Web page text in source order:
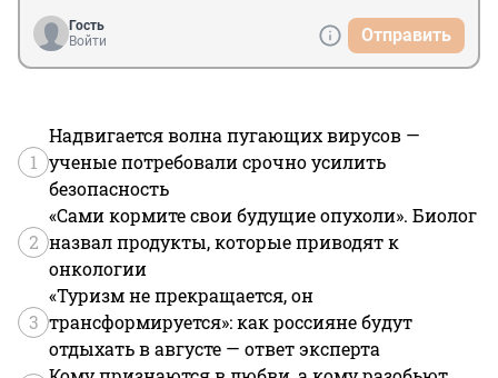
протяжении трех месяцов. На практике нормальный
уровень потребления газа из хранилищ составляет
около 30% всего потребления - бывает выше, бывает
радикально отличаться
Гость
Войти
Отправить
1
Надвигается волна пугающих вирусов —
ученые потребовали срочно усилить
безопасность
2
«Сами кормите свои будущие опухоли». Биолог
назвал продукты, которые приводят к
онкологии
3
«Туризм не прекращается, он
трансформируется»: как россияне будут
отдыхать в августе — ответ эксперта